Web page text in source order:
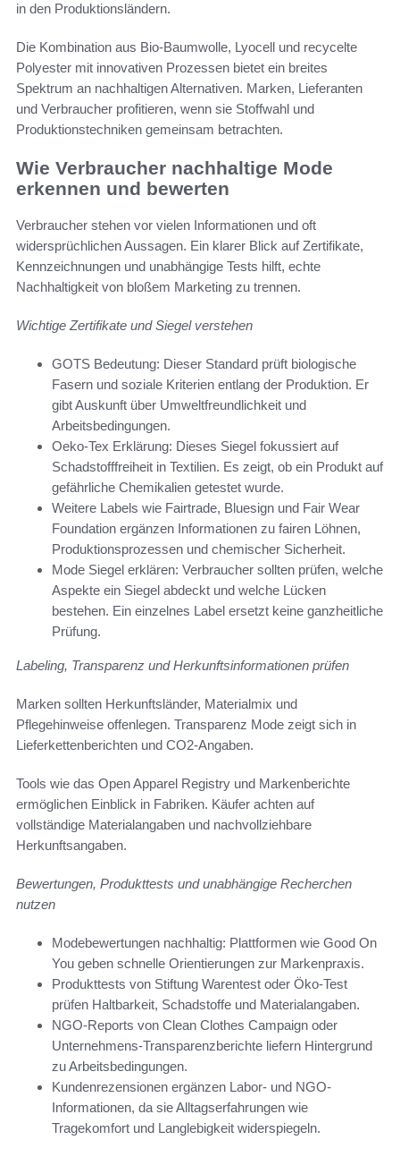
in den Produktionsländern.
Die Kombination aus Bio-Baumwolle, Lyocell und recycelte
Polyester mit innovativen Prozessen bietet ein breites
Spektrum an nachhaltigen Alternativen. Marken, Lieferanten
und Verbraucher profitieren, wenn sie Stoffwahl und
Produktionstechniken gemeinsam betrachten.
Wie Verbraucher nachhaltige Mode
erkennen und bewerten
Verbraucher stehen vor vielen Informationen und oft
widersprüchlichen Aussagen. Ein klarer Blick auf Zertifikate,
Kennzeichnungen und unabhängige Tests hilft, echte
Nachhaltigkeit von bloßem Marketing zu trennen.
Wichtige Zertifikate und Siegel verstehen
GOTS Bedeutung: Dieser Standard prüft biologische
Fasern und soziale Kriterien entlang der Produktion. Er
gibt Auskunft über Umweltfreundlichkeit und
Arbeitsbedingungen.
Oeko-Tex Erklärung: Dieses Siegel fokussiert auf
Schadstofffreiheit in Textilien. Es zeigt, ob ein Produkt auf
gefährliche Chemikalien getestet wurde.
Weitere Labels wie Fairtrade, Bluesign und Fair Wear
Foundation ergänzen Informationen zu fairen Löhnen,
Produktionsprozessen und chemischer Sicherheit.
Mode Siegel erklären: Verbraucher sollten prüfen, welche
Aspekte ein Siegel abdeckt und welche Lücken
bestehen. Ein einzelnes Label ersetzt keine ganzheitliche
Prüfung.
Labeling, Transparenz und Herkunftsinformationen prüfen
Marken sollten Herkunftsländer, Materialmix und
Pflegehinweise offenlegen. Transparenz Mode zeigt sich in
Lieferkettenberichten und CO2-Angaben.
Tools wie das Open Apparel Registry und Markenberichte
ermöglichen Einblick in Fabriken. Käufer achten auf
vollständige Materialangaben und nachvollziehbare
Herkunftsangaben.
Bewertungen, Produkttests und unabhängige Recherchen
nutzen
Modebewertungen nachhaltig: Plattformen wie Good On
You geben schnelle Orientierungen zur Markenpraxis.
Produkttests von Stiftung Warentest oder Öko-Test
prüfen Haltbarkeit, Schadstoffe und Materialangaben.
NGO-Reports von Clean Clothes Campaign oder
Unternehmens-Transparenzberichte liefern Hintergrund
zu Arbeitsbedingungen.
Kundenrezensionen ergänzen Labor- und NGO-
Informationen, da sie Alltagserfahrungen wie
Tragekomfort und Langlebigkeit widerspiegeln.